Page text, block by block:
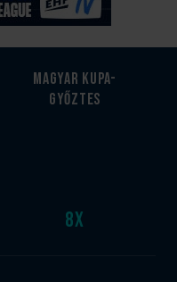
Magyar kupa-
győztes
8x